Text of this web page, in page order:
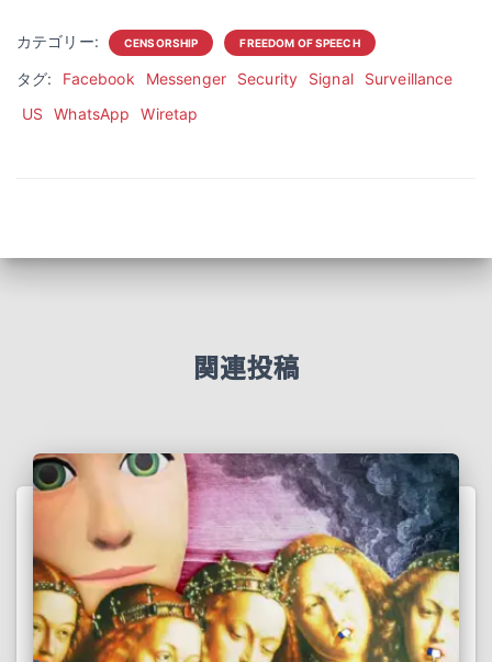
カテゴリー: CENSORSHIP FREEDOM OF SPEECH
タグ: Facebook Messenger Security Signal
Surveillance
US
WhatsApp Wiretap
関連投稿